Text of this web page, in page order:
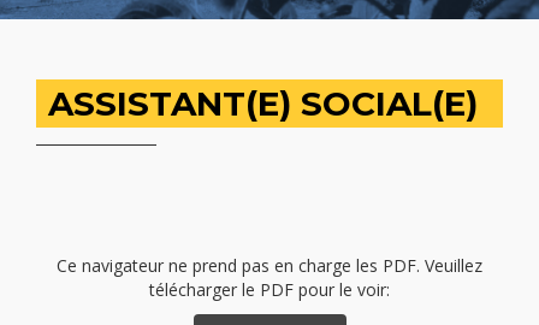
ASSISTANT(E) SOCIAL(E)
Ce navigateur ne prend pas en charge les PDF. Veuillez
télécharger le PDF pour le voir: